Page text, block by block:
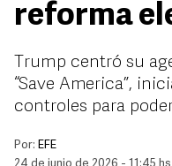
reforma
Trump centró su
“Save America”,
controles para
Por: EFE